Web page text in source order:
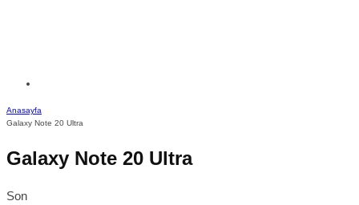
Anasayfa
Galaxy Note 20 Ultra
Galaxy Note 20 Ultra
Son